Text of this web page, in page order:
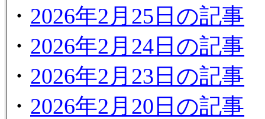
・ 2026年2月25日の記事
・ 2026年2月24日の記事
・ 2026年2月23日の記事
・ 2026年2月20日の記事